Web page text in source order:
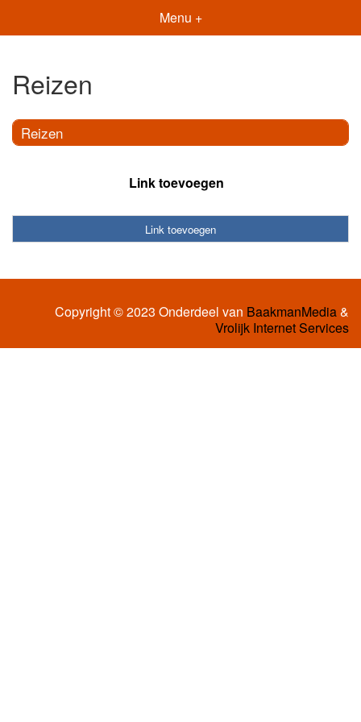
Menu +
Reizen
Reizen
Link toevoegen
Link toevoegen
Copyright © 2023 Onderdeel van BaakmanMedia&
Vrolijk Internet Services